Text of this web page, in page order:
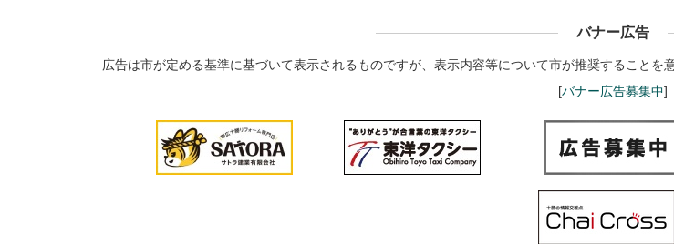
バナー広告
広告は市が定める基準に基づいて表示されるものですが、表示内容等について市が推奨することを
[バナー広告募集中]